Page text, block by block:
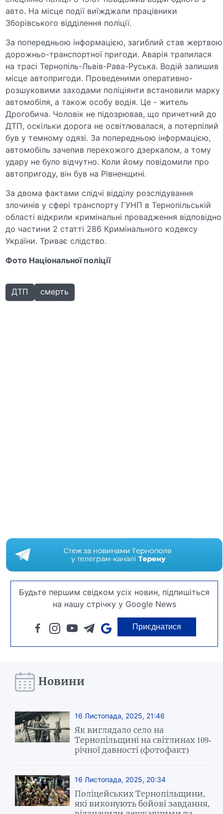
авто. На місце події виїжджали працівники
Зборівського відділення поліції.
За попередньою інформацією, загиблий став жертвою
дорожньо-транспортної пригоди. Аварія трапилася
на трасі Тернопіль-Львів-Рава-Руська. Водій залишив
місце автопригоди. Проведеними оперативно-
розшуковими заходами поліціянти встановили марку
автомобіля, а також особу водія. Це - житель
Дрогобича. Чоловік не підозрював, що причетний до
ДТП, оскільки дорога не освітлювалася, а потерпілий
був у темному одязі. За попередньою інформацією,
автомобіль зачепив перехожого дзеркалом, а тому
удару не було відчутно. Коли йому повідомили про
автопригоду, він був на Рівненщині.
За двома фактами слідчі відділу розслідування
злочинів у сфері транспорту ГУНП в Тернопільській
області відкрили кримінальні провадження відповідно
до частини 2 статті 286 Кримінального кодексу
України. Триває слідство.
Фото Національної поліції
ДТП смерть
Будьте першим свідком усіх новин, підпишіться
на нашу стрічку у Google News
Приєднатися
Новини
16 Листопада, 2025, 21:46
Як виглядало село на
Тернопільщині на світлинах 109-
річної давності (фотофакт)
16 Листопада, 2025, 20:34
Поліцейських Тернопільщини,
які виконують бойові завдання,